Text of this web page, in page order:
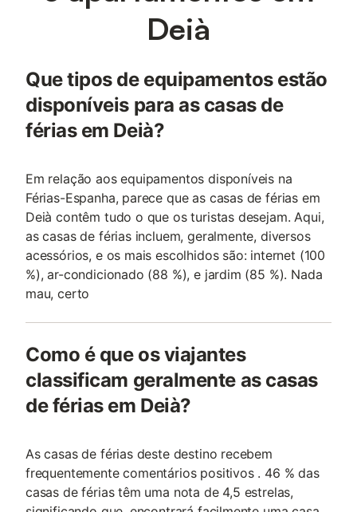
Deià
Que tipos de equipamentos estão
disponíveis para as casas de
férias em Deià?
Em relação aos equipamentos disponíveis na
Férias-Espanha, parece que as casas de férias em
Deià contêm tudo o que os turistas desejam. Aqui,
as casas de férias incluem, geralmente, diversos
acessórios, e os mais escolhidos são: internet (100
%), ar-condicionado (88 %), e jardim (85 %). Nada
mau, certo
Como é que os viajantes
classificam geralmente as casas
de férias em Deià?
As casas de férias deste destino recebem
frequentemente comentários positivos . 46 % das
casas de férias têm uma nota de 4,5 estrelas,